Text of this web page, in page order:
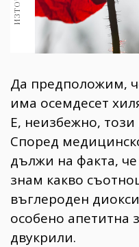
Здраве 389
Gentlemen
382
Wellness
1817
ПОСЛЕДВАЙТЕ
НИ
Да предположим,
има осемдесет
Е, неизбежно,
Според
дължи на факта,
знам какво
въглероден
особено апетитна
двукрили.